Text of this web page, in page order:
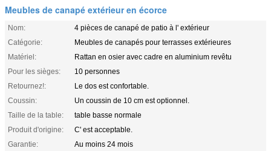
Meubles de canapé extérieur en écorce
Nom:
4 pièces de canapé de patio à l' extérieur
Catégorie:
Meubles de canapés pour terrasses extérieures
Matériel:
Rattan en osier avec cadre en aluminium revêtu
Pour les sièges:
10 personnes
Retournez!:
Le dos est confortable.
Coussin:
Un coussin de 10 cm est optionnel.
Taille de la table:
table basse normale
Produit d'origine:
C' est acceptable.
Garantie:
Au moins 24 mois